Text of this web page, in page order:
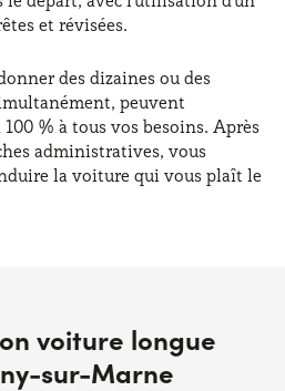
et révisées.
des dizaines ou des
peuvent
% à tous vos besoins. Après
administratives, vous
la voiture qui vous plaît le
voiture longue
sur-Marne